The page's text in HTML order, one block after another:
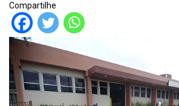
Compartilhe